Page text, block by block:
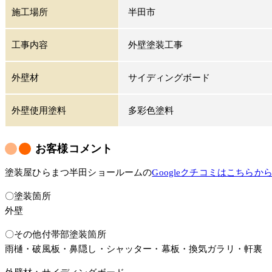
施工場所 半田市
工事内容 外壁塗装工事
外壁材 サイディングボード
外壁使用塗料 多彩色塗料
お客様コメント
塗装屋ひらまつ半田ショールームのGoogleクチコミはこちらから
〇塗装箇所
外壁
〇その他付帯部塗装箇所
雨樋・破風板・鼻隠し・シャッター・幕板・換気ガラリ・軒裏